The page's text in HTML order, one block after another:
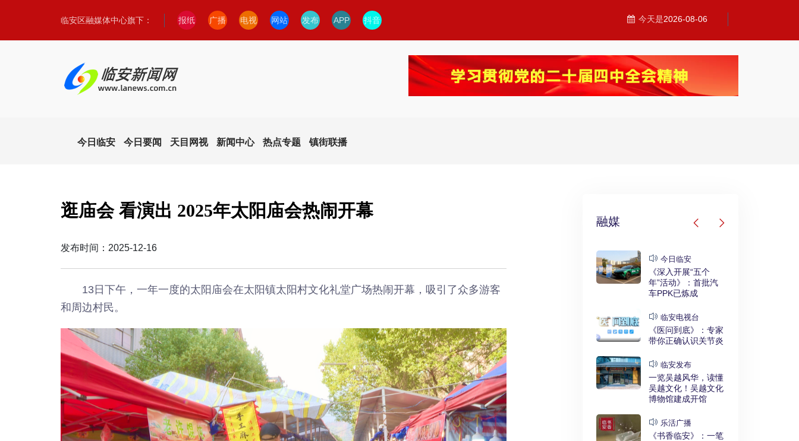
临安区融媒体中心旗下： 报纸 广播 电视 网站 发布 APP 抖音 今天是2026-08-06
今日临安 今日要闻 天目网视 新闻中心 热点专题 镇街联播
逛庙会 看演出 2025年太阳庙会热闹开幕
发布时间：2025-12-16
13日下午，一年一度的太阳庙会在太阳镇太阳村文化礼堂广场热闹开幕，吸引了众多游客
和周边村民。
融媒
《深入开展“五个
年”活动》：首批汽
车PPK已炼成
《医问到底》：专家
带你正确认识关节炎
临安发布
一览吴越风华，读懂
吴越文化！吴越文化
博物馆建成开馆
乐活广播
《书香临安》：一笔
《见证实干奋进》：
《深入开展“五个
年”活动》：临安突
围“存量时代”
《深入开展“五个
年”活动》：衣锦街
综合整治工程刷新进
度
今日临安
《深入开展“五个
年”活动》：首批汽
车PPK已炼成
临安电视台
《医问到底》：专家
带你正确认识关节炎
临安发布
一览吴越风华，读懂
吴越文化！吴越文化
博物馆建成开馆
乐活广播
《书香临安》：一笔